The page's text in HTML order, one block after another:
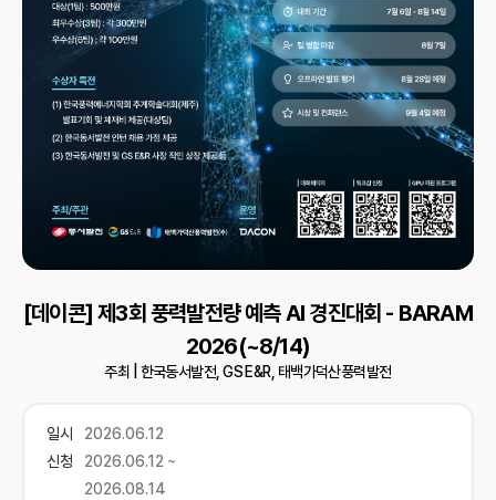
[데이콘] 제3회 풍력발전량 예측 AI 경진대회 - BARAM
2026(~8/14)
주최 | 한국동서발전, GS E&R, 태백가덕산풍력발전
일시
2026.06.12
신청
2026.06.12 ~
2026.08.14